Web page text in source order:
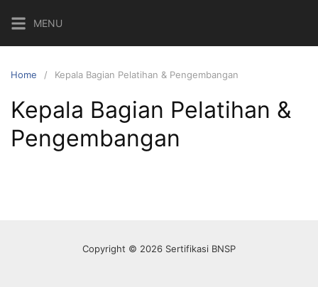
content
MENU
Home Kepala Bagian Pelatihan & Pengembangan
Kepala Bagian Pelatihan &
Pengembangan
Copyright © 2026 Sertifikasi BNSP